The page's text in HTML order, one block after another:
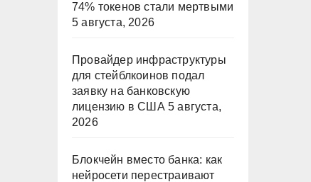
74% токенов стали мертвыми
5 августа, 2026
Провайдер инфраструктуры
для стейблкоинов подал
заявку на банковскую
лицензию в США 5 августа,
2026
Блокчейн вместо банка: как
нейросети перестраивают